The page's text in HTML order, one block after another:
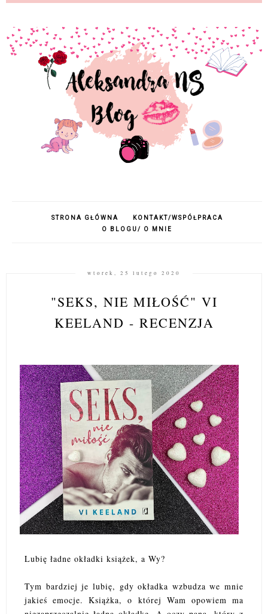
STRONA GŁÓWNA
KONTAKT/WSPÓŁPRACA
O BLOGU/ O MNIE
wtorek, 25 lutego 2020
"SEKS, NIE MIŁOŚĆ" VI
KEELAND - RECENZJA
Lubię ładne okładki książek, a Wy?
Tym bardziej je lubię, gdy okładka wzbudza we mnie
jakieś emocje. Książka, o której Wam opowiem ma